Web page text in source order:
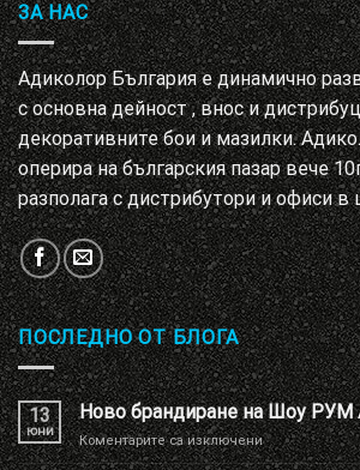
ЗА НАС
Адиколор България е динамично
с основна дейност , внос и
декоративните бои и мазилки.
оперира на българския пазар вече
разполага с дистрибутори и офиси в
ПОСЛЕДНО ОТ БЛОГА
13
юни
Ново брандиране на Шоу РУМ
Коментарите са изключениза
Ново